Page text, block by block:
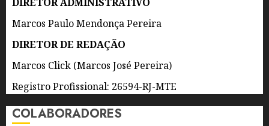
AGOSTO
DE 2026
0
Marcos Paulo Mendonça Pereira
DIRETOR DE REDAÇÃO
Marcos Click (Marcos José Pereira)
Registro Profissional: 26594-RJ-MTE
COLABORADORES